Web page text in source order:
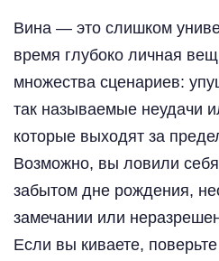
Вина — это слишком
время глубоко личная
множества сценариев:
так называемые неудачи
которые выходят за
Возможно, вы ловили
забытом дне рождения,
замечании или
Если вы киваете,